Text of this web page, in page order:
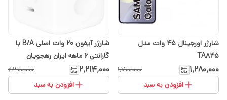
شارژر اورجینال 45 وات مدل
TA845
۱٬۲۸۰٬۰۰۰ ۱٬۷۰۰٬۰۰۰
افزودن به سبد
شارژر آیفون 20 وات اصلی B/A با
گارانتی 6 ماهه ایران رهجویان
۲٬۲۱۴٬۰۰۰ ۲٬۳۰۰٬۰۰۰
افزودن به سبد